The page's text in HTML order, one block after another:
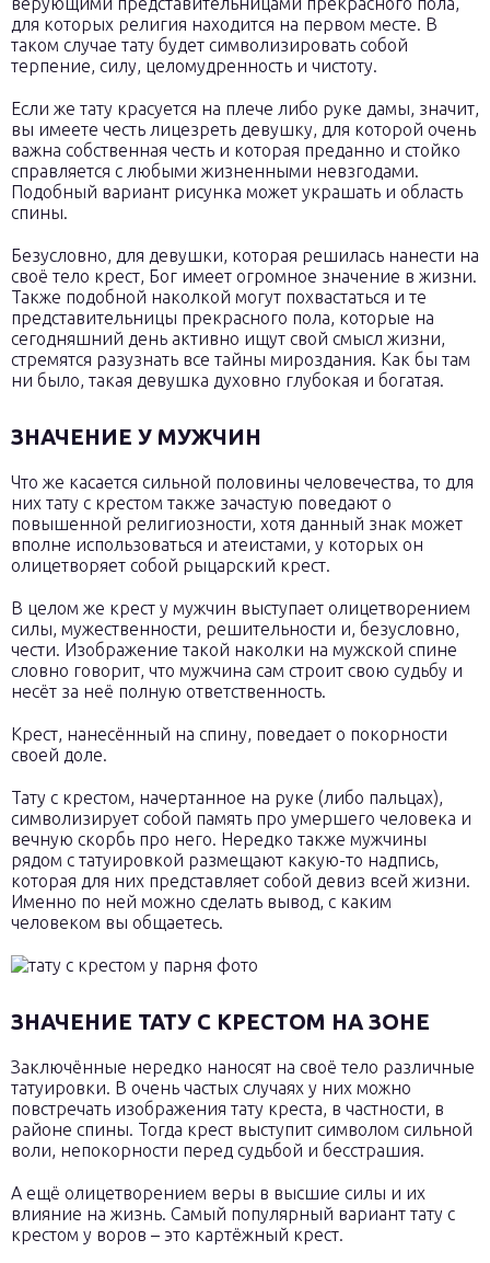
для которых религия находится на первом месте. В
таком случае тату будет символизировать собой
терпение, силу, целомудренность и чистоту.
Если же тату красуется на плече либо руке дамы, значит,
вы имеете честь лицезреть девушку, для которой очень
важна собственная честь и которая преданно и стойко
справляется с любыми жизненными невзгодами.
Подобный вариант рисунка может украшать и область
спины.
Безусловно, для девушки, которая решилась нанести на
своё тело крест, Бог имеет огромное значение в жизни.
Также подобной наколкой могут похвастаться и те
представительницы прекрасного пола, которые на
сегодняшний день активно ищут свой смысл жизни,
стремятся разузнать все тайны мироздания. Как бы там
ни было, такая девушка духовно глубокая и богатая.
ЗНАЧЕНИЕ У МУЖЧИН
Что же касается сильной половины человечества, то для
них тату с крестом также зачастую поведают о
повышенной религиозности, хотя данный знак может
вполне использоваться и атеистами, у которых он
олицетворяет собой рыцарский крест.
В целом же крест у мужчин выступает олицетворением
силы, мужественности, решительности и, безусловно,
чести. Изображение такой наколки на мужской спине
словно говорит, что мужчина сам строит свою судьбу и
несёт за неё полную ответственность.
Крест, нанесённый на спину, поведает о покорности
своей доле.
Тату с крестом, начертанное на руке (либо пальцах),
символизирует собой память про умершего человека и
вечную скорбь про него. Нередко также мужчины
рядом с татуировкой размещают какую-то надпись,
которая для них представляет собой девиз всей жизни.
Именно по ней можно сделать вывод, с каким
человеком вы общаетесь.
ЗНАЧЕНИЕ ТАТУ С КРЕСТОМ НА ЗОНЕ
Заключённые нередко наносят на своё тело различные
татуировки. В очень частых случаях у них можно
повстречать изображения тату креста, в частности, в
районе спины. Тогда крест выступит символом сильной
воли, непокорности перед судьбой и бесстрашия.
А ещё олицетворением веры в высшие силы и их
влияние на жизнь. Самый популярный вариант тату с
крестом у воров – это картёжный крест.